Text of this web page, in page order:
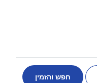
חפש והזמין